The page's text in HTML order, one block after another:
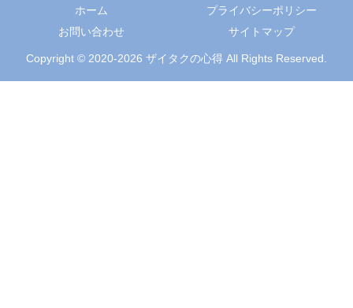
ホーム
プライバシーポリシー
お問い合わせ
サイトマップ
Copyright © 2020-2026 ザイタクの心得 All Rights Reserved.